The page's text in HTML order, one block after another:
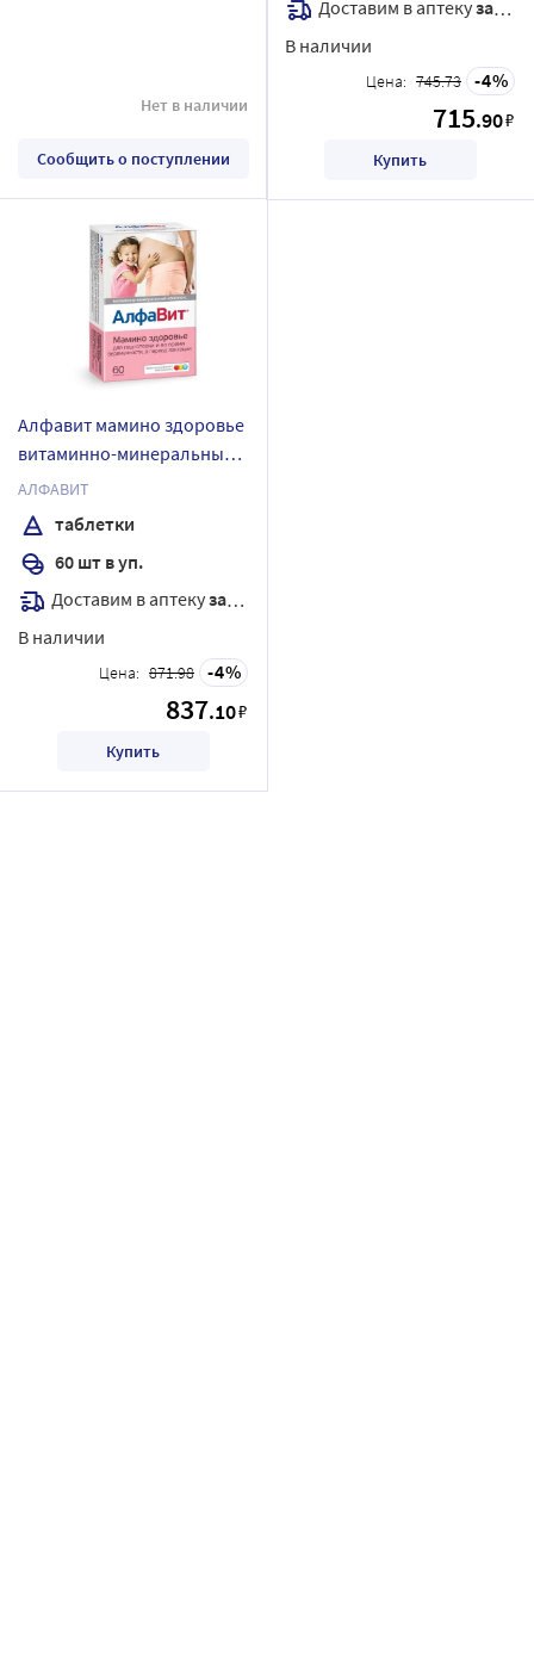
Нет в наличии
Сообщить о поступлении
Доставим в аптекузавтра
В наличии
Цена: 745.73 4
715.90₽
Купить
Алфавит мамино здоровье
витаминно-минеральный
комплекс 60 шт. таблетки
АЛФАВИТ
таблетки
60 шт в уп.
Доставим в аптекузавтра
В наличии
Цена: 871.98 4
837.10₽
Купить